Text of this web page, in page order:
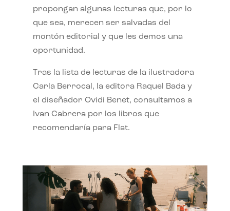
propongan algunas lecturas que, por lo
que sea, merecen ser salvadas del
montón editorial y que les demos una
oportunidad.
Tras la lista de lecturas de la ilustradora
Carla Berrocal, la editora Raquel Bada y
el diseñador Ovidi Benet, consultamos a
Ivan Cabrera por los libros que
recomendaría para Flat.